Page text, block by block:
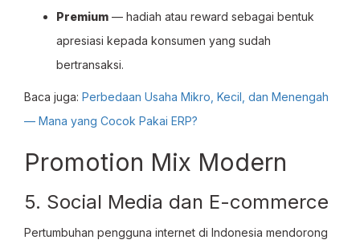
Premium — hadiah atau reward sebagai bentuk
apresiasi kepada konsumen yang sudah
bertransaksi.
Baca juga: Perbedaan Usaha Mikro, Kecil, dan Menengah
— Mana yang Cocok Pakai ERP?
Promotion Mix Modern
5. Social Media dan E-commerce
Pertumbuhan pengguna internet di Indonesia mendorong